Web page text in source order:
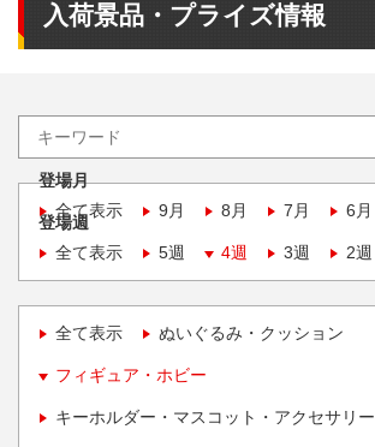
入荷景品・プライズ情報
登場月
全て表示
9月 8月 7月 6月
登場週
全て表示
5週 4週 3週 2週
全て表示 ぬいぐるみ・クッション
フィギュア・ホビー
キーホルダー・マスコット・アクセサリー